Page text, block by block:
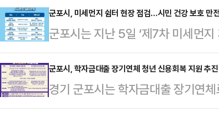
과 대피 요령 등 긴급 정보를 시민
특히 기상특보나 재난 현황 등 주요
독성을 높이고 …
는 지난 9일 하은호 시장과 직원 11
임’을 공식 출범했다고 밝혔다.이
고와 창의적 시민서비스 실현을 목
방식으로 운영된다.단순한 기술 학
(AX·Administrative
이…
군포시, 미세먼지 쉼터 현장 점검…시민 건강 보호 만
군포시는 지난 5일 ‘제7차 미세먼
운영 중인 미세먼지 쉼터를 방문해
시했다고 8일 밝혔다.이번 점검은
에 따라 고농도 미세먼지로부터 시
호하기 위한 조치로 진행됐다.시는
군포시, 학자금대출 장기연체 청년 신용회복 지원 추진
경기 군포시는 학자금대출 장기연
들의 신용회복과 경제적 자립을 지